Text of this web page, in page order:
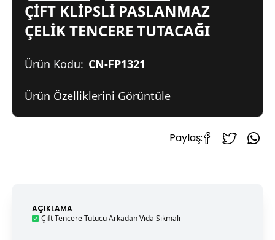
ÇİFT KLİPSLİ PASLANMAZ
ÇELİK TENCERE TUTACAĞI
Ürün Kodu: CN-FP1321
Ürün Özelliklerini Görüntüle
Paylaş:
AÇIKLAMA
Çift Tencere Tutucu Arkadan Vida Sıkmalı